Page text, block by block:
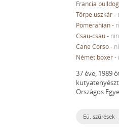
Francia bulldog
Törpe uszkár-
Pomeranian-
Csau-csau-
Cane Corso-
Német boxer-
37 éve, 1989
Országos
Eü. szűrések